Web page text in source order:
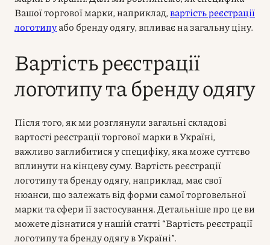
Вашої торгової марки, наприклад,вартість реєстрації
логотипуабо бренду одягу, впливає на загальну ціну.
Вартість реєстрації
логотипу та бренду одягу
Після того, як ми розглянули загальні складові
вартості реєстрації торгової марки в Україні,
важливо заглибитися у специфіку, яка може суттєво
вплинути на кінцеву суму. Вартість реєстрації
логотипу та бренду одягу, наприклад, має свої
нюанси, що залежать від форми самої торговельної
марки та сфери її застосування. Детальніше про це ви
можете дізнатися у нашій статті “Вартість реєстрації
логотипу та бренду одягу в Україні”.